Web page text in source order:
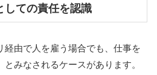
ての責任を認識
経由で人を雇う場合でも、仕事を
みなされるケースがあります。